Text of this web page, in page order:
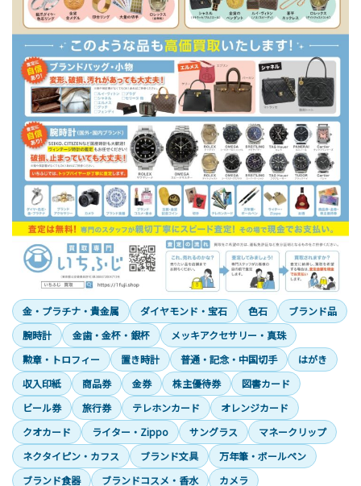
金・プラチナ・貴金属 ダイヤモンド・宝石 色石
ブランド品
腕時計
金歯・金杯・銀杯
メッキアクセサリー・真珠
勲章・トロフィー
置き時計 普通・記念・中国切手
はがき
収入印紙
商品券 金券 株主優待券
図書カード
ビール券
旅行券 テレホンカード
オレンジカード
クオカード
ライター・Zippo サングラス
マネークリップ
ネクタイピン・カフス
ブランド文具
万年筆・ボールペン
ブランド食器
ブランドコスメ・香水 カメラ